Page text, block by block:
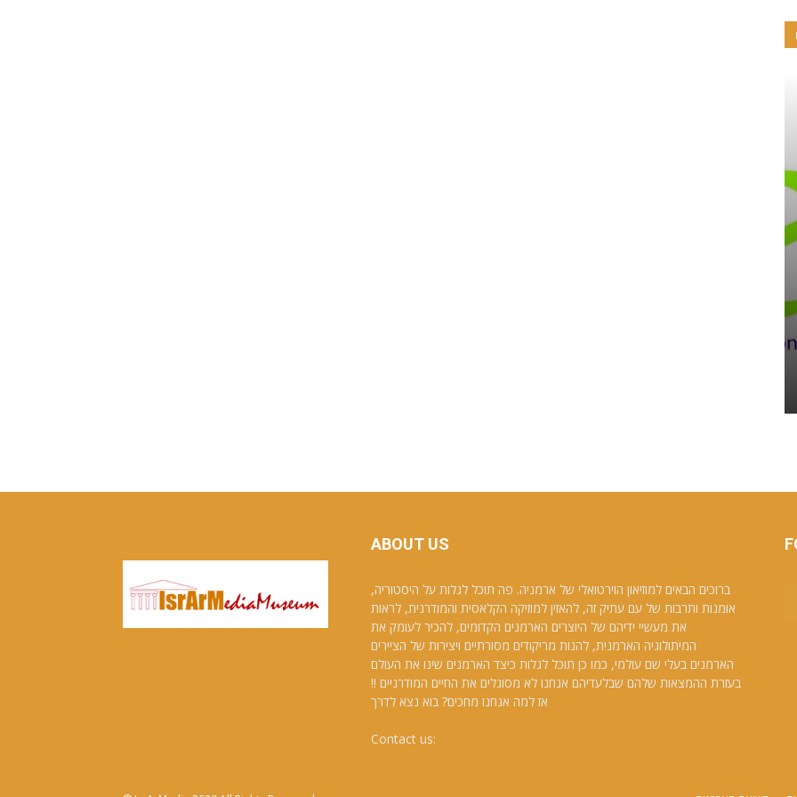
ABOUT US
ברוכים הבאים למוזיאון הוירטואלי של ארמניה. פה תוכל לגלות על היסטוריה,
אומנות ותרבות של עם עתיק זה, להאזין למוזיקה הקלאסית והמודרנית, לראות
את מעשיי ידיהם של היוצרים הארמנים הקדומים, להכיר לעומק את
המיתולוגיה הארמנית, להנות מריקודים מסורתיים ויצירות של הציירים
הארמנים בעלי שם עולמי, כמו כן תוכל לגלות כיצד הארמנים שינו את העולם
בעזרת ההמצאות שלהם שבלעדיהם אנחנו לא מסוגלים את החיים המודרניים !!
אז למה אנחנו מחכים? בוא נצא לדרך
Contact us: